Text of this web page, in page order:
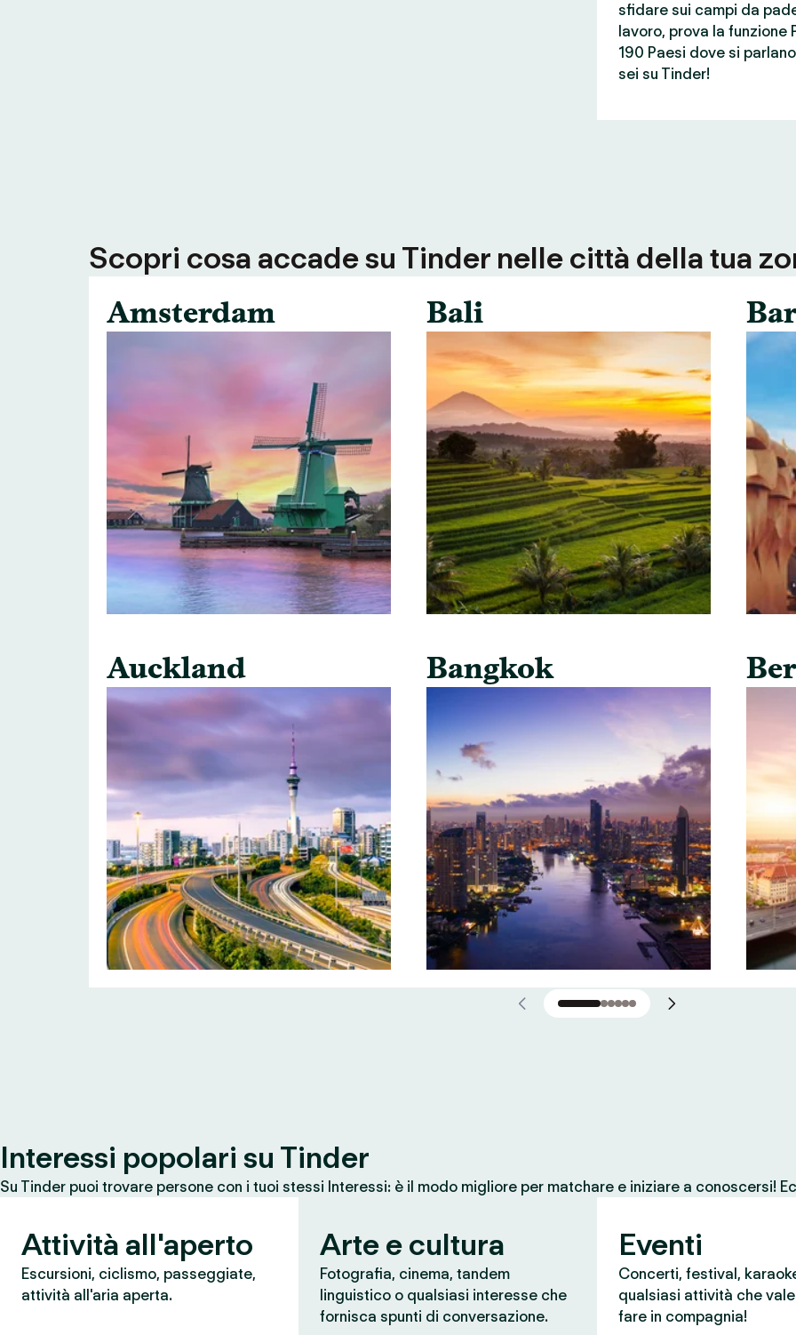
sfidare sui campi da
lavoro, prova la
190 Paesi dove si
sei su Tinder!
Scopri cosa accade su Tinder nelle città della tua
Amsterdam
Auckland
Bali
Bangkok
Interessi popolari su Tinder
Su Tinder puoi trovare persone con i tuoi stessi Interessi: è il modo migliore per matchare e iniziare a conoscersi!
Attività all'aperto
Escursioni, ciclismo, passeggiate,
attività all'aria aperta.
Arte e cultura
Fotografia, cinema, tandem
linguistico o qualsiasi interesse che
fornisca spunti di conversazione.
Eventi
Concerti, festival,
qualsiasi attività che
fare in compagnia!